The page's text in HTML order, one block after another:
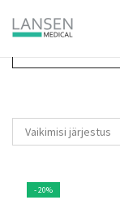
Vaikimisi järjestus
- 20%